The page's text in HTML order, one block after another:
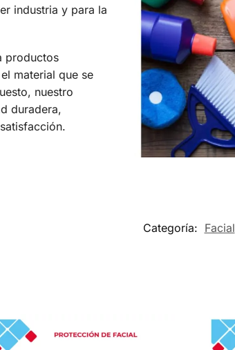
industria y para la
productos
material que se
nuestro
duradera,
Categoría: Facial